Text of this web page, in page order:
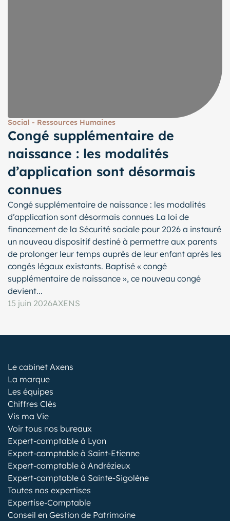
Social - Ressources Humaines
Congé supplémentaire de
naissance : les modalités
d’application sont désormais
connues
Congé supplémentaire de naissance : les modalités
d’application sont désormais connues La loi de
financement de la Sécurité sociale pour 2026 a instauré
un nouveau dispositif destiné à permettre aux parents
de prolonger leur temps auprès de leur enfant après les
congés légaux existants. Baptisé « congé
supplémentaire de naissance », ce nouveau congé
devient...
15 juin 2026AXENS
Le cabinet Axens
La marque
Les équipes
Chiffres Clés
Vis ma Vie
Voir tous nos bureaux
Expert-comptable à Lyon
Expert-comptable à Saint-Etienne
Expert-comptable à Andrézieux
Expert-comptable à Sainte-Sigolène
Toutes nos expertises
Expertise-Comptable
Conseil en Gestion de Patrimoine